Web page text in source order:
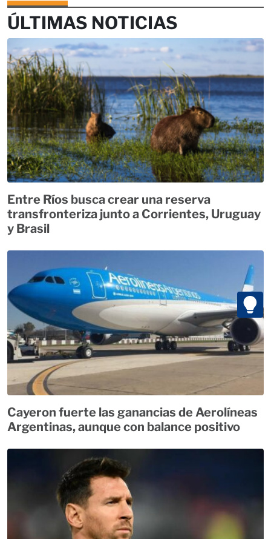
ÚLTIMAS NOTICIAS
Entre Ríos busca crear una reserva
transfronteriza junto a Corrientes, Uruguay
y Brasil
Cayeron fuerte las ganancias de Aerolíneas
Argentinas, aunque con balance positivo